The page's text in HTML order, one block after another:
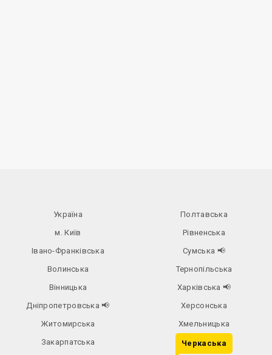
Україна
м. Київ
Івано-Франківська
Волинська
Вінницька
Дніпропетровська📢
Житомирська
Закарпатська
Полтавська
Рівненська
Сумська 📢
Тернопільська
Харківська 📢
Херсонська
Хмельницька
Черкаська